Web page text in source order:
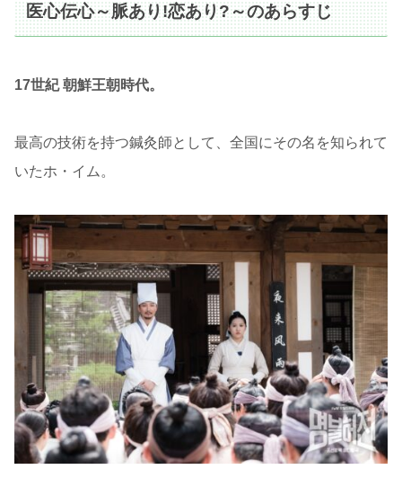
医心伝心～脈あり!恋あり?～のあらすじ
17世紀 朝鮮王朝時代。
最高の技術を持つ鍼灸師として、全国にその名を知られて
いたホ・イム。